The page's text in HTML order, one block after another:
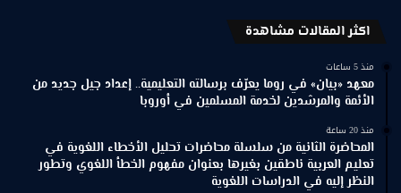
اكثر المقالات مشاهدة
منذ 5 ساعات
معهد «بيان» في روما يعرّف برسالته التعليمية.. إعداد جيل جديد من
الأئمة والمرشدين لخدمة المسلمين في أوروبا
منذ 20 ساعة
المحاضرة الثانية من سلسلة محاضرات تحليل الأخطاء اللغوية في
تعليم العربية ناطقين بغيرها بعنوان مفهوم الخطأ اللغوي وتطور
النظر إليه في الدراسات اللغوية